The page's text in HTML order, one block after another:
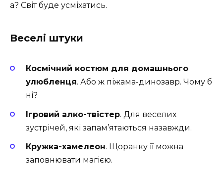
а? Світ буде усміхатись.
Веселі штуки
Космічний костюм для домашнього
улюбленця. Або ж піжама-динозавр. Чому б
ні?
Ігровий алко-твістер. Для веселих
зустрічей, які запам’ятаються назавжди.
Кружка-хамелеон. Щоранку її можна
заповнювати магією.